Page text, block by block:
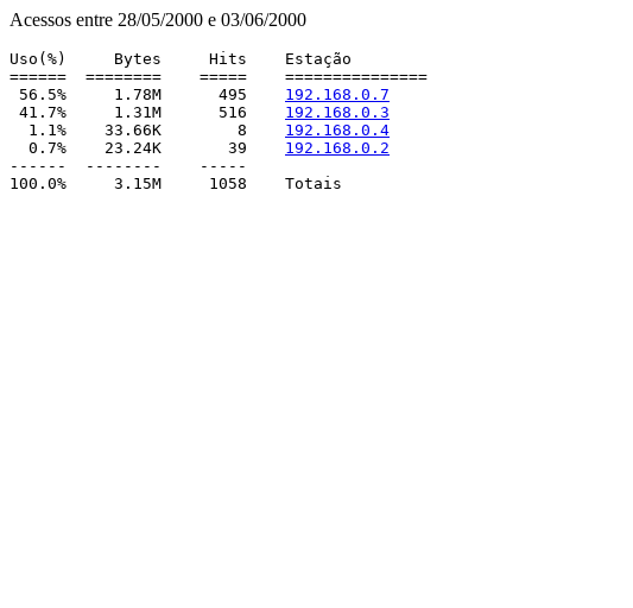
Acessos entre 28/05/2000 e 03/06/2000
Uso(%)     Bytes     Hits    Estação
======  ========    =====    ===============
56.5%     1.78M      495 192.168.0.7
41.7%     1.31M      516 192.168.0.3
  1.1%    33.66K        8
192.168.0.4
  0.7%    23.24K       39
192.168.0.2
------  --------    -----